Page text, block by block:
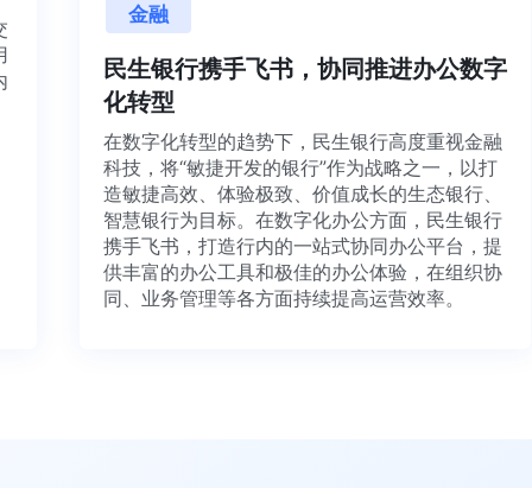
金融
民生银行携手飞书，协同推进办公数字
化转型
在数字化转型的趋势下，民生银行高度重视金融
科技，将“敏捷开发的银行”作为战略之一，以打
造敏捷高效、体验极致、价值成长的生态银行、
智慧银行为目标。在数字化办公方面，民生银行
携手飞书，打造行内的一站式协同办公平台，提
供丰富的办公工具和极佳的办公体验，在组织协
同、业务管理等各方面持续提高运营效率。